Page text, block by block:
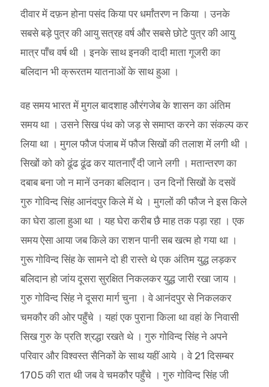
दीवार में दफ़न होना पसंद किया पर धर्मांतरण न किया । उनके
सबसे बड़े पुत्र की आयु सत्रह वर्ष और सबसे छोटे पुत्र की आयु
मात्र पाँच वर्ष थी । इनके साथ इनकी दादी माता गूजरी का
बलिदान भी क्रूरतम यातनाओं के साथ हुआ ।
वह समय भारत में मुगल बादशाह औरंगजेब के शासन का अंतिम
समय था । उसने सिख पंथ को जड़ से समाप्त करने का संकल्प कर
लिया था । मुगल फौज पंजाब में फौज सिखों की तलाश में लगी थी ।
सिखों को को ढूंढ ढूंढ कर यातनाएँ दी जाने लगी । मतान्तरण का
दबाब बना जो न मानें उनका बलिदान। उन दिनों सिखों के दसवें
गुरु गोविन्द सिंह आनंदपुर किले में थे । मुगलों की फौज ने इस किले
का घेरा डाला हुआ था । यह घेरा करीब छै माह तक पड़ा रहा । एक
समय ऐसा आया जब किले का राशन पानी सब खत्म हो गया था ।
गुरू गोविन्द सिंह के सामने दो ही रास्ते थे एक अंतिम युद्ध लड़कर
बलिदान हो जांय दूसरा सुरक्षित निकलकर युद्ध जारी रखा जाय ।
गुरु गोविन्द सिंह ने दूसरा मार्ग चुना । वे आनंदपुर से निकलकर
चमकौर की ओर पहुँचे । यहां एक पुराना किला था वहां के निवासी
सिख गुरु के प्रति श्रद्धा रखते थे । गुरु गोविन्द सिंह ने अपने
परिवार और विश्वस्त सैनिकों के साथ यहीं आये । वे 21 दिसम्बर
1705 की रात थी जब वे चमकौर पहुँचे । गुरु गोविन्द सिंह जी